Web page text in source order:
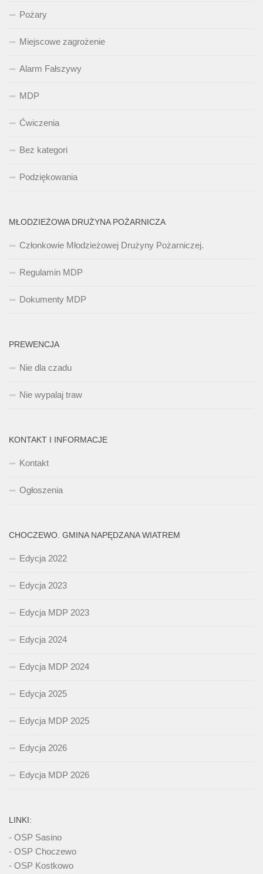
Pożary
Miejscowe zagrożenie
Alarm Fałszywy
MDP
Ćwiczenia
Bez kategori
Podziękowania
MŁODZIEŻOWA DRUŻYNA POŻARNICZA
Członkowie Młodzieżowej Drużyny Pożarniczej.
Regulamin MDP
Dokumenty MDP
PREWENCJA
Nie dla czadu
Nie wypalaj traw
KONTAKT I INFORMACJE
Kontakt
Ogłoszenia
CHOCZEWO. GMINA NAPĘDZANA WIATREM
Edycja 2022
Edycja 2023
Edycja MDP 2023
Edycja 2024
Edycja MDP 2024
Edycja 2025
Edycja MDP 2025
Edycja 2026
Edycja MDP 2026
LINKI:
- OSP Sasino
- OSP Choczewo
- OSP Kostkowo